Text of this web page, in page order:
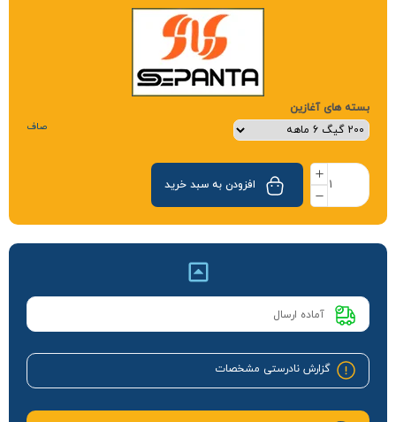
بسته های آغازین
صاف
افزودن به سبد خرید
آماده ارسال
گزارش نادرستی مشخصات